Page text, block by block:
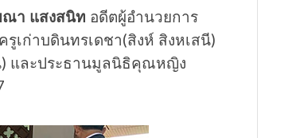
า แสงสนิท อดีตผู้อำนวยการ
เก่าบดินทรเดชา(สิงห์ สิงหเสนี)
และประธานมูลนิธิคุณหญิง